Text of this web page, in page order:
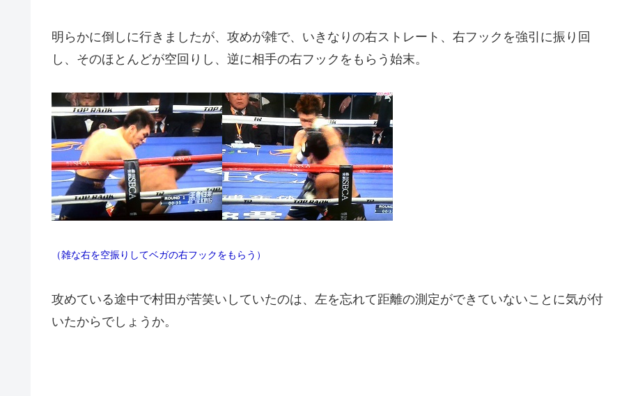
明らかに倒しに行きましたが、攻めが雑で、いきなりの右ストレート、右フックを強引に振り回
し、そのほとんどが空回りし、逆に相手の右フックをもらう始末。
（雑な右を空振りしてベガの右フックをもらう）
攻めている途中で村田が苦笑いしていたのは、左を忘れて距離の測定ができていないことに気が付
いたからでしょうか。